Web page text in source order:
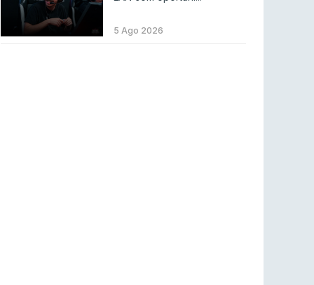
MOUZ surpreende Spirit para vencer BLAST
Bounty
5 Ago 2026